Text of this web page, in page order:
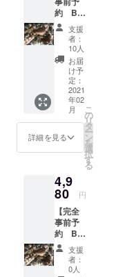
関東を中心
とした取引
先様へ納品
何か気にな
る事、質問
等ございま
したら、い
つでもご連
絡下さいま
せ。
覧いただ
き、ありが
とうござい
ました。
約 B品
以上】
生しい
たけ
1kgの発
送 ★可
能な限
り新鮮
なもの
をお届
けした
いの
で、事
前に連
らせて
いただ
き、弊
社発送
候補日
から希
望送付
日を選
んでい
支援
者：
10人
お届
け予
定：
2021
年02
月
詳細を見る
こ
の
リ
タ
ー
ン
を
選
択
す
る
4,9
80 円
【完全
事前予
約 B品
以上】
生しい
たけ
支援
者：
0人